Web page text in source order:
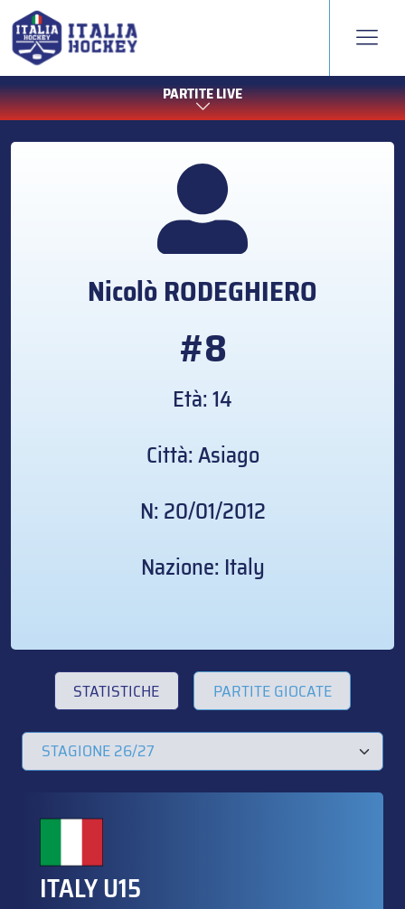
PARTITE LIVE
NicolòRODEGHIERO
#8
Età: 14
Città: Asiago
N: 20/01/2012
Nazione: Italy
STATISTICHE PARTITE GIOCATE
ITALY U15